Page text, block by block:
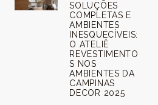
SOLUÇÕES
COMPLETAS E
AMBIENTES
INESQUECÍVEIS:
O ATELIÊ
REVESTIMENTO
S NOS
AMBIENTES DA
CAMPINAS
DECOR 2025